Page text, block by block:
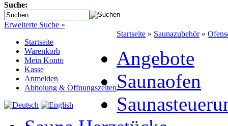
Suche:
Erweiterte Suche »
Startseite
Warenkorb
Mein Konto
Kasse
Anmelden
Abholung & Öffnungszeiten
Startseite » Saunazubehör»
Angebote
Saunaofen